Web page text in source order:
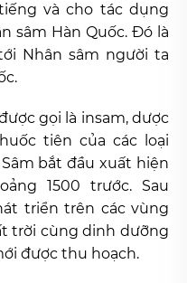
và cho tác dụng
sâm Hàn Quốc. Đó là
Nhân sâm người ta
gọi là insam, dược
tiên của các loại
bắt đầu xuất hiện
1500 trước. Sau
triển trên các vùng
trời cùng dinh dưỡng
được thu hoạch.